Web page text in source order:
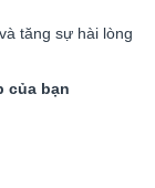
tăng sự hài lòng
của bạn